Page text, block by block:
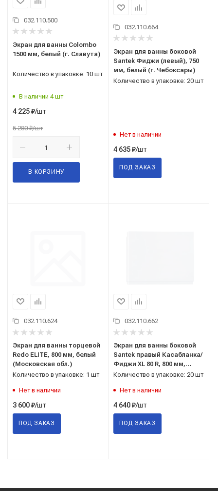
032.110.500
Экран для ванны Colombo
1500 мм, белый (г. Славута)
Количество в упаковке: 10 шт
В наличии 4 шт
4 225₽/шт
5 280₽/шт
В КОРЗИНУ
032.110.664
Экран для ванны боковой
Santek Фиджи (левый), 750
мм, белый (г. Чебоксары)
Количество в упаковке: 20 шт
Нет в наличии
4 635₽/шт
ПОД ЗАКАЗ
032.110.624
Экран для ванны торцевой
Redo ELITE, 800 мм, белый
(Московская обл.)
Количество в упаковке: 1 шт
Нет в наличии
3 600₽/шт
ПОД ЗАКАЗ
032.110.662
Экран для ванны боковой
Santek правый Касабланка/
Фиджи XL 80 R, 800 мм,
белый (г. Чебоксары)
Количество в упаковке: 20 шт
Нет в наличии
4 640₽/шт
ПОД ЗАКАЗ